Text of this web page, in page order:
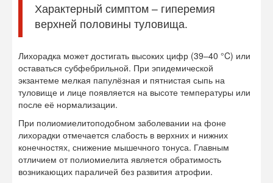
Характерный симптом – гиперемия
верхней половины туловища.
Лихорадка может достигать высоких цифр (39–40 °C) или
оставаться субфебрильной. При эпидемической
экзантеме мелкая папулёзная и пятнистая сыпь на
туловище и лице появляется на высоте температуры или
после её нормализации.
При полиомиелитоподобном заболевании на фоне
лихорадки отмечается слабость в верхних и нижних
конечностях, снижение мышечного тонуса. Главным
отличием от полиомиелита является обратимость
возникающих параличей без развития атрофии.